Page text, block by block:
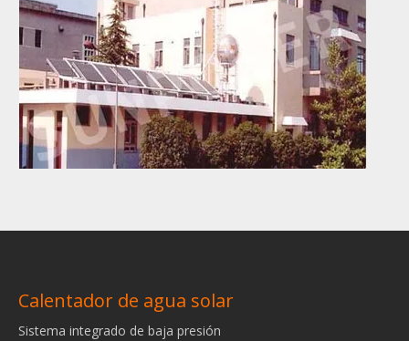
Contáctame
Calentador de agua solar
Sistema integrado de baja presión